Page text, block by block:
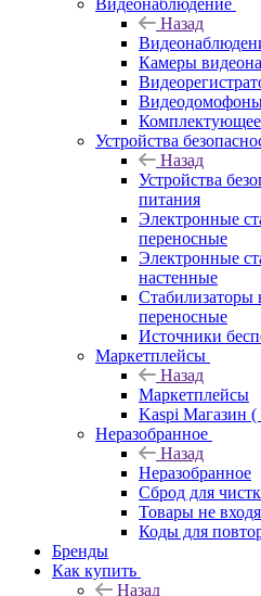
Видеонаблюдение
Назад
Камеры
Устройства
Назад
Устройства
питания
Электронные
переносные
Электронные
настенные
Стабилизаторы
переносные
Источники
Маркетплейсы
Назад
Маркетплейсы
Kaspi
Неразобранное
Назад
Неразобранное
Сброд для
Товары не
Коды для
Бренды
Как купить
Назад